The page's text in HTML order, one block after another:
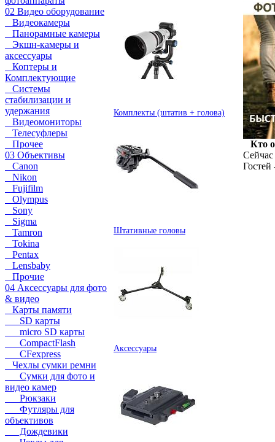
02 Видео оборудование
Видеокамеры
Панорамные камеры
Экшн-камеры и
аксессуары
Коптеры и
Комплектующие
Системы
стабилизации и
удержания
Видеомониторы
Телесуфлеры
Прочее
03 Объективы
Canon
Nikon
Fujifilm
Olympus
Sony
Sigma
Tamron
Tokina
Pentax
Lensbaby
Прочие
04 Аксессуары для фото
& видео
Карты памяти
SD карты
micro SD карты
CompactFlash
CFexpress
Чехлы сумки ремни
Сумки для фото и
видео камер
Рюкзаки
Футляры для
объективов
Дождевики
Комплекты (штатив + голова)
Штативные головы
Аксессуары
Кто
Сейчас
Гостей